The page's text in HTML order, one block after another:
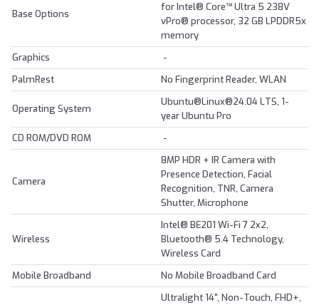
Base Options
for Intel® Core™ Ultra 5 238V
vPro® processor, 32 GB LPDDR5x
memory
Graphics
-
PalmRest
No Fingerprint Reader, WLAN
Operating System
Ubuntu®Linux®24.04 LTS, 1-
year Ubuntu Pro
CD ROM/DVD ROM
-
Camera
8MP HDR + IR Camera with
Presence Detection, Facial
Recognition, TNR, Camera
Shutter, Microphone
Wireless
Intel® BE201 Wi-Fi 7 2x2,
Bluetooth® 5.4 Technology,
Wireless Card
Mobile Broadband
No Mobile Broadband Card
Ultralight 14", Non-Touch, FHD+,